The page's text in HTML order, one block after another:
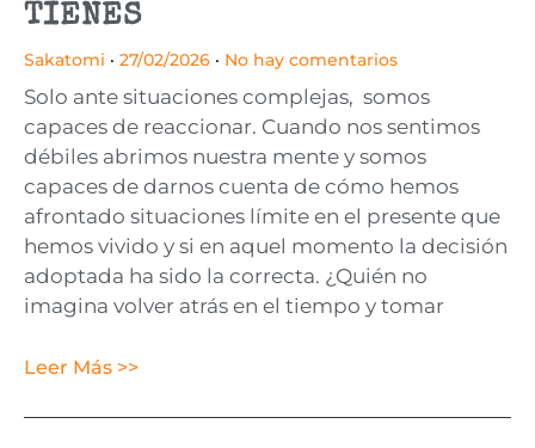
TIENES
Sakatomi 27/02/2026 No hay comentarios
Solo ante situaciones complejas, somos
capaces de reaccionar. Cuando nos sentimos
débiles abrimos nuestra mente y somos
capaces de darnos cuenta de cómo hemos
afrontado situaciones límite en el presente que
hemos vivido y si en aquel momento la decisión
adoptada ha sido la correcta. ¿Quién no
imagina volver atrás en el tiempo y tomar
Leer Más >>